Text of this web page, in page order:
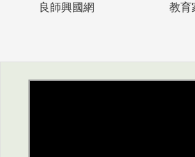
良師興國網
教育